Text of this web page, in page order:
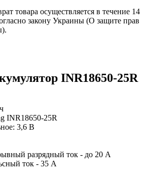
товара осуществляется в течение 14
закону Украины (О защите прав
INR18650-25R
INR18650-25R
3,6 В
разрядный ток - до 20 А
ток - 35 А